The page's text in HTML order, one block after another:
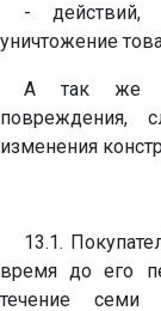
- действий,
уничтожение
А так же
повреждения,
изменения
13.1.
время до его
течение